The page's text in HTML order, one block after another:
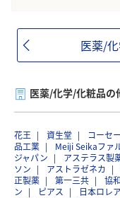
医薬/
医薬/化学/化粧品の
花王 資生堂 コーセー
品工業
Meiji Seikaファ
ジャパン
アステラス製
ソン
アストラゼネカ
正製薬
第一三共 協
ン
ピアス 日本ロレ